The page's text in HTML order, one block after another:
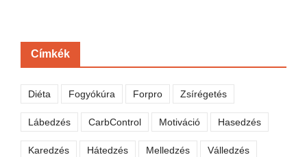
Címkék
Diéta Fogyókúra Forpro Zsírégetés
Lábedzés CarbControl Motiváció Hasedzés
Karedzés Hátedzés Melledzés Válledzés